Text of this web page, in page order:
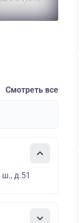
Смотреть все
д.51